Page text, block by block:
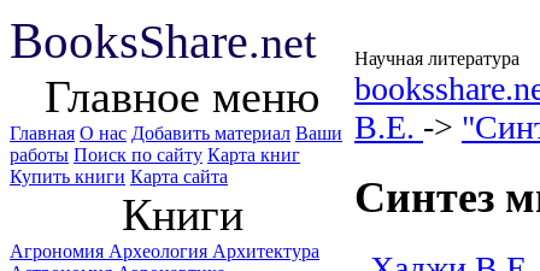
BooksShare.net Научная литература
Главное меню
Главная О нас Добавить материал Ваши
работы Поиск по сайту Карта книг
Купить книги Карта сайта
Книги
Агрономия Археология Архитектура
В.Е. ->
Синтез